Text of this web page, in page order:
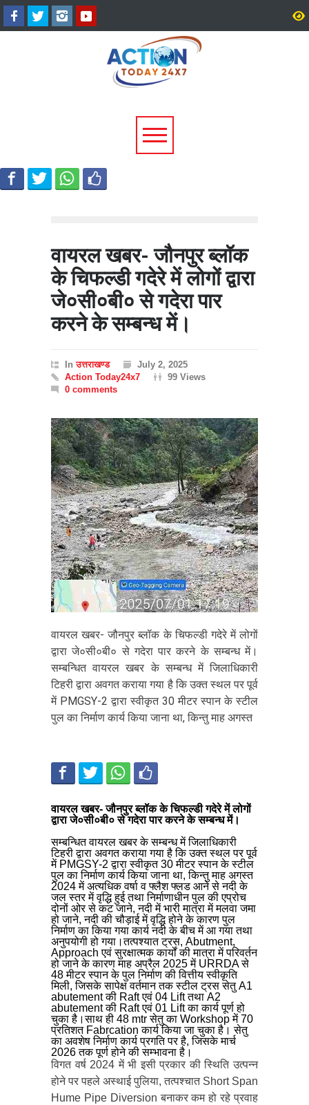
अल्मोड़ा के गांव से आसमान तक: रवि
टम्टा ने तैयार किया पर्सनल फ्लाइंग
व्हीकल, सफल ट्रायल से मची चर्चा
वायरल खबर- जौनपुर ब्लॉक
के चिफल्डी गदेरे में लोगों द्वारा
जे०सी०बी० से गदेरा पार
करने के सम्बन्ध में।
Inउत्तराखण्ड
July 2, 2025
Action Today24x7
99 Views
0 comments
वायरल खबर- जौनपुर ब्लॉक के चिफल्डी गदेरे में लोगों
द्वारा जे०सी०बी० से गदेरा पार करने के सम्बन्ध में।
सम्बन्धित वायरल खबर के सम्बन्ध में जिलाधिकारी
टिहरी द्वारा अवगत कराया गया है कि उक्त स्थल पर पूर्व
में PMGSY-2 द्वारा स्वीकृत 30 मीटर स्पान के स्टील
पुल का निर्माण कार्य किया जाना था, किन्तु माह अगस्त
वायरल खबर- जौनपुर ब्लॉक के चिफल्डी गदेरे में लोगों
द्वारा जे०सी०बी० से गदेरा पार करने के सम्बन्ध में।
सम्बन्धित वायरल खबर के सम्बन्ध में जिलाधिकारी
टिहरी द्वारा अवगत कराया गया है कि उक्त स्थल पर पूर्व
में PMGSY-2 द्वारा स्वीकृत 30 मीटर स्पान के स्टील
पुल का निर्माण कार्य किया जाना था, किन्तु माह अगस्त
2024 में अत्यधिक वर्षा व फ्लैश फ्लड आने से नदी के
जल स्तर में वृद्धि हुई तथा निर्माणाधीन पुल की एप्रोच
दोनों ओर से कट जाने, नदी में भारी मात्रा में मलवा जमा
हो जाने, नदी की चौड़ाई में वृद्धि होने के कारण पुल
निर्माण का किया गया कार्य नदी के बीच में आ गया तथा
अनुपयोगी हो गया।तत्पश्यात ट्रस, Abutment,
Approach एवं सुरक्षात्मक कार्यों की मात्रा में परिवर्तन
हो जाने के कारण माह अप्रैल 2025 में URRDA से
48 मीटर स्पान के पुल निर्माण की वित्तीय स्वीकृति
मिली, जिसके सापेक्ष वर्तमान तक स्टील ट्रस सेतु A1
abutement की Raft एवं 04 Lift तथा A2
abutement की Raft एवं 01 Lift का कार्य पूर्ण हो
चुका है।साथ ही 48 mtr सेतु का Workshop में 70
प्रतिशत Fabrcation कार्य किया जा चुका है। सेतु
का अवशेष निर्माण कार्य प्रगति पर है, जिसके मार्च
2026 तक पूर्ण होने की सम्भावना है।
विगत वर्ष 2024 में भी इसी प्रकार की स्थिति उत्पन्न
होने पर पहले अस्थाई पुलिया, तत्पश्चात Short Span
Hume Pipe Diversion बनाकर कम हो रहे प्रवाह